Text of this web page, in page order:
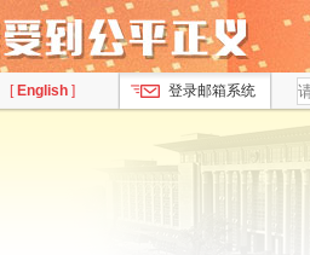
[ English ] 登录邮箱系统